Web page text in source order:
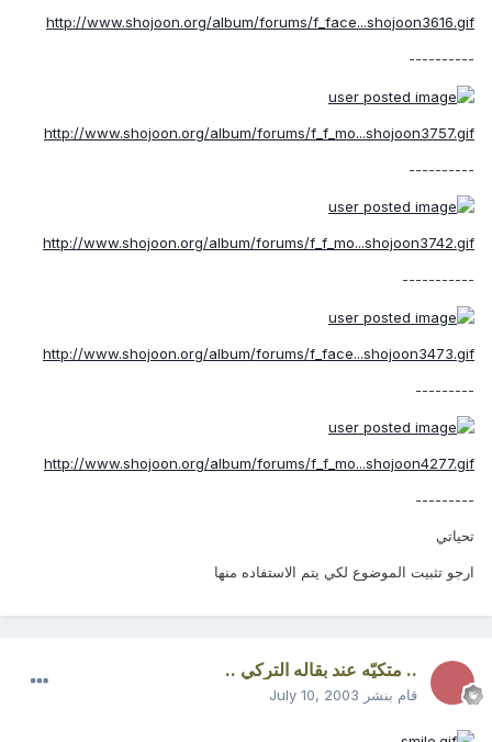
http://www.shojoon.org/album/forums/f_face...shojoon3616.gif
----------
http://www.shojoon.org/album/forums/f_f_mo...shojoon3757.gif
----------
http://www.shojoon.org/album/forums/f_f_mo...shojoon3742.gif
-----------
http://www.shojoon.org/album/forums/f_face...shojoon3473.gif
---------
http://www.shojoon.org/album/forums/f_f_mo...shojoon4277.gif
---------
تحياتي
ارجو تثبيت الموضوع لكي يتم الاستفاده منها
.. متكيّه عند بقاله التركي ..
قام بنشر July 10, 2003